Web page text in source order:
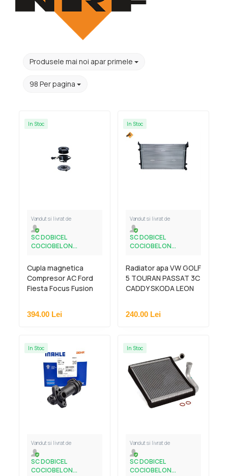
Produsele mai noi apar primele
98 Per pagina
In Stoc
Vandut si livrat de
SC DOBICEL
COCIOBEL ON...
Cupla magnetica
Compresor AC Ford
Fiesta Focus Fusion
NRF 380017
394.00 Lei
In Stoc
Vandut si livrat de
SC DOBICEL
COCIOBEL ON...
Radiator apa VW GOLF
5 TOURAN PASSAT 3C
CADDY SKODA LEON
240.00 Lei
In Stoc
Vandut si livrat de
SC DOBICEL
COCIOBEL ON...
In Stoc
Vandut si livrat de
SC DOBICEL
COCIOBEL ON...